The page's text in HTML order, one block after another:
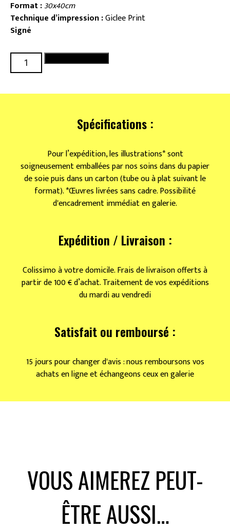
Format :30x40cm
Technique d’impression :Giclee Print
Signé
quantité
de
vague
Spécifications :
Pour l’expédition, les illustrations* sont
soigneusement emballées par nos soins dans du papier
de soie puis dans un carton (tube ou à plat suivant le
format). *Œuvres livrées sans cadre. Possibilité
d'encadrement immédiat en galerie.
Expédition / Livraison :
Colissimo à votre domicile. Frais de livraison offerts à
partir de 100 € d’achat. Traitement de vos expéditions
du mardi au vendredi
Satisfait ou remboursé :
15 jours pour changer d'avis : nous remboursons vos
achats en ligne et échangeons ceux en galerie
VOUS AIMEREZ PEUT-
ÊTRE AUSSI…